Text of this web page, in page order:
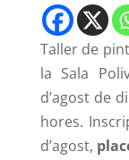
Taller de
la Sala
d’agost de
hores.
d’agost,